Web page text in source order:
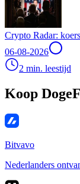
Crypto Radar:
06-08-2026
2 min. leestijd
Koop
Bitvavo
Nederlanders